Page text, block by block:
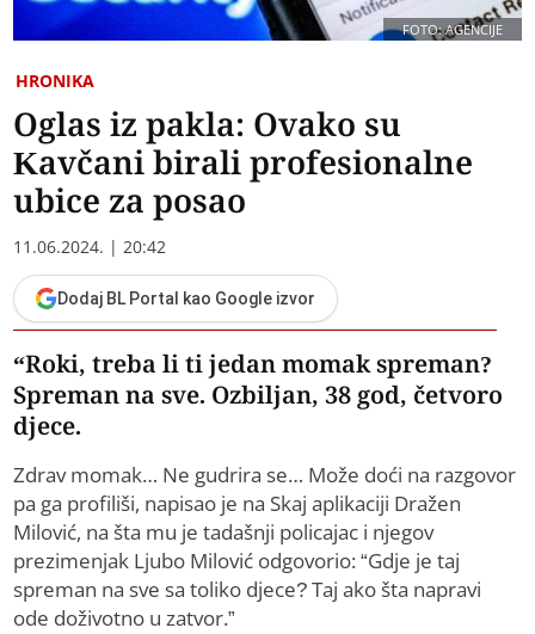
FOTO: AGENCIJE
HRONIKA
Oglas iz pakla: Ovako su
Kavčani birali profesionalne
ubice za posao
11.06.2024. | 20:42
Dodaj BL Portal kao Google izvor
“Roki, treba li ti jedan momak spreman?
Spreman na sve. Ozbiljan, 38 god, četvoro
djece.
Zdrav momak… Ne gudrira se… Može doći na razgovor
pa ga profiliši, napisao je na Skaj aplikaciji Dražen
Milović, na šta mu je tadašnji policajac i njegov
prezimenjak Ljubo Milović odgovorio: “Gdje je taj
spreman na sve sa toliko djece? Taj ako šta napravi
ode doživotno u zatvor.”